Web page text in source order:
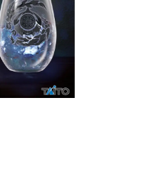
ムクリエイターの青春〜
等で知られるマンガ家・田中圭
ポートマンガです。
い？
がゲームの魅力を画面や操作の
ていく、硬派で骨太な評論連載